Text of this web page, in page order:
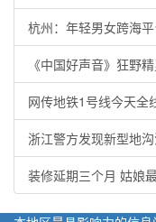
杭州：年轻男女跨海
《中国好声音》狂野
网传地铁1号线今天全
浙江警方发现新型地
装修延期三个月 姑娘